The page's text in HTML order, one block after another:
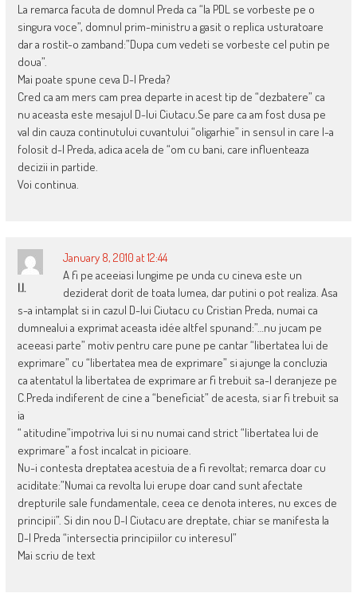
La remarca facuta de domnul Preda ca “la PDL se vorbeste pe o
singura voce”, domnul prim-ministru a gasit o replica usturatoare
dar a rostit-o zamband:”Dupa cum vedeti se vorbeste cel putin pe
doua”.
Mai poate spune ceva D-l Preda?
Cred ca am mers cam prea departe in acest tip de “dezbatere” ca
nu aceasta este mesajul D-lui Ciutacu.Se pare ca am fost dusa pe
val din cauza continutului cuvantului “oligarhie” in sensul in care l-a
folosit d-l Preda, adica acela de “om cu bani, care influenteaza
decizii in partide.
Voi continua.
I.I.
January 8, 2010 at 12:44
A fi pe aceeiasi lungime pe unda cu cineva este un
deziderat dorit de toata lumea, dar putini o pot realiza. Asa
s-a intamplat si in cazul D-lui Ciutacu cu Cristian Preda, numai ca
dumnealui a exprimat aceasta idée altfel spunand:”…nu jucam pe
aceeasi parte” motiv pentru care pune pe cantar “libertatea lui de
exprimare” cu “libertatea mea de exprimare” si ajunge la concluzia
ca atentatul la libertatea de exprimare ar fi trebuit sa-l deranjeze pe
C.Preda indiferent de cine a “beneficiat” de acesta, si ar fi trebuit sa
ia
“ atitudine”impotriva lui si nu numai cand strict “libertatea lui de
exprimare” a fost incalcat in picioare.
Nu-i contesta dreptatea acestuia de a fi revoltat; remarca doar cu
aciditate:”Numai ca revolta lui erupe doar cand sunt afectate
drepturile sale fundamentale, ceea ce denota interes, nu exces de
principii”. Si din nou D-l Ciutacu are dreptate, chiar se manifesta la
D-l Preda “intersectia principiilor cu interesul”
Mai scriu de text